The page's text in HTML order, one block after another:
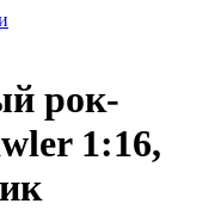
рок-
1:16,